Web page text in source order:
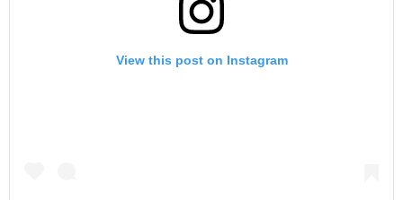
View this post on Instagram